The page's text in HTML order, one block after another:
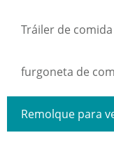
Tráiler de comida
furgoneta de
Remolque para